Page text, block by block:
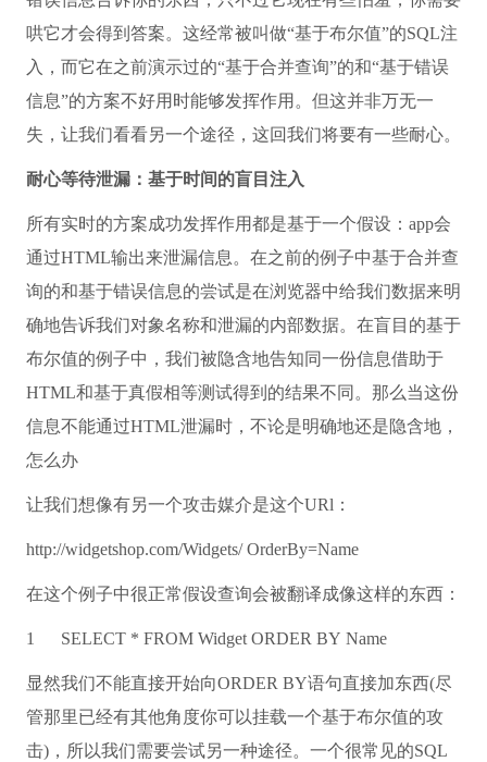
哄它才会得到答案。这经常被叫做“基于布尔值”的SQL注
入，而它在之前演示过的“基于合并查询”的和“基于错误
信息”的方案不好用时能够发挥作用。但这并非万无一
失，让我们看看另一个途径，这回我们将要有一些耐心。
耐心等待泄漏：基于时间的盲目注入
所有实时的方案成功发挥作用都是基于一个假设：app会
通过HTML输出来泄漏信息。在之前的例子中基于合并查
询的和基于错误信息的尝试是在浏览器中给我们数据来明
确地告诉我们对象名称和泄漏的内部数据。在盲目的基于
布尔值的例子中，我们被隐含地告知同一份信息借助于
HTML和基于真假相等测试得到的结果不同。那么当这份
信息不能通过HTML泄漏时，不论是明确地还是隐含地，
怎么办
让我们想像有另一个攻击媒介是这个URl：
http://widgetshop.com/Widgets/ OrderBy=Name
在这个例子中很正常假设查询会被翻译成像这样的东西：
1 SELECT* FROMWidget ORDER BY Name
显然我们不能直接开始向ORDER BY语句直接加东西(尽
管那里已经有其他角度你可以挂载一个基于布尔值的攻
击)，所以我们需要尝试另一种途径。一个很常见的SQL